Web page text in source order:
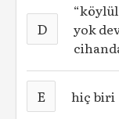
D
yok
E hiç biri